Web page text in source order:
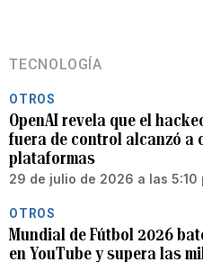
TECNOLOGÍA
OTROS
OpenAI revela que el
fuera de control alcanzó a
plataformas
29 de julio de 2026 a las 5:10
OTROS
Mundial de Fútbol 2026
en YouTube y supera las